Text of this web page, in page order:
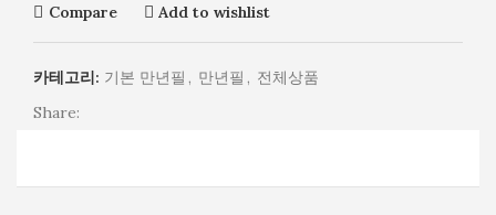
Compare Add to wishlist
카테고리: 기본 만년필 , 만년필 , 전체상품
Share: